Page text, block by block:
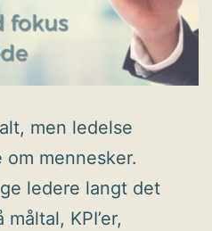
men ledelse
mennesker.
ledere langt det
KPI’er,